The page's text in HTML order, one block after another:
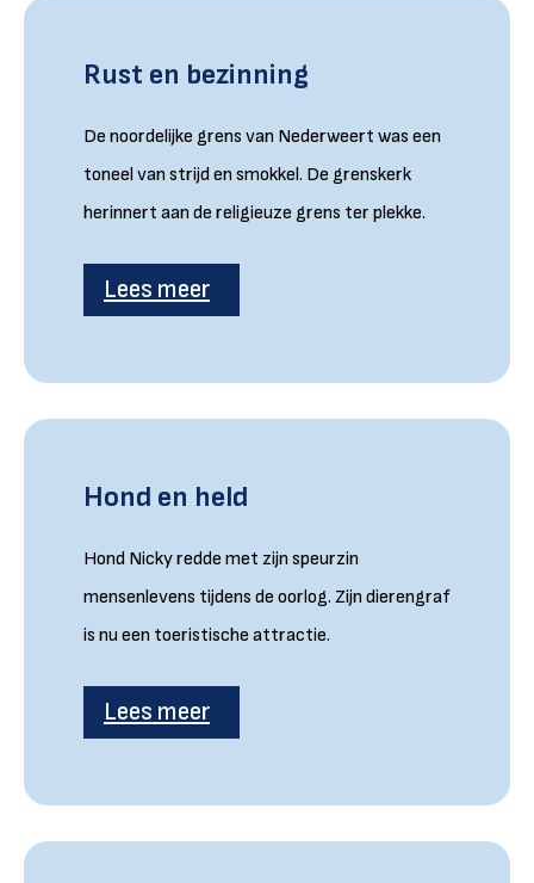
Rust en bezinning
De noordelijke grens van Nederweert was een
toneel van strijd en smokkel. De grenskerk
herinnert aan de religieuze grens ter plekke.
Lees meer
Hond en held
Hond Nicky redde met zijn speurzin
mensenlevens tijdens de oorlog. Zijn dierengraf
is nu een toeristische attractie.
Lees meer